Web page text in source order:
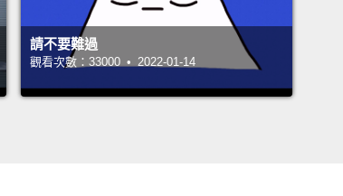
請不要難過
觀看次數：33000 • 2022-01-14